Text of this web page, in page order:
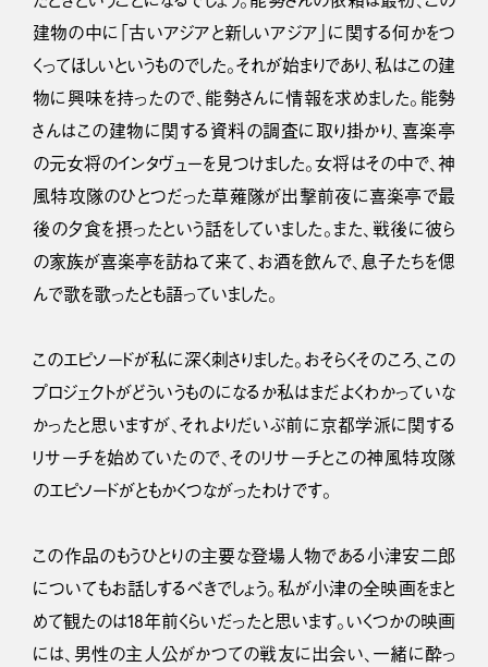
建物の中に「古いアジアと新しいアジア」に関する何かをつ
くってほしいというものでした。それが始まりであり、私はこの建
物に興味を持ったので、能勢さんに情報を求めました。能勢
さんはこの建物に関する資料の調査に取り掛かり、喜楽亭
の元女将のインタヴューを見つけました。女将はその中で、神
風特攻隊のひとつだった草薙隊が出撃前夜に喜楽亭で最
後の夕食を摂ったという話をしていました。また、戦後に彼ら
の家族が喜楽亭を訪ねて来て、お酒を飲んで、息子たちを偲
んで歌を歌ったとも語っていました。
このエピソードが私に深く刺さりました。おそらくそのころ、この
プロジェクトがどういうものになるか私はまだよくわかっていな
かったと思いますが、それよりだいぶ前に京都学派に関する
リサーチを始めていたので、そのリサーチとこの神風特攻隊
のエピソードがともかくつながったわけです。
この作品のもうひとりの主要な登場人物である小津安二郎
についてもお話しするべきでしょう。私が小津の全映画をまと
めて観たのは18年前くらいだったと思います。いくつかの映画
には、男性の主人公がかつての戦友に出会い、一緒に酔っ